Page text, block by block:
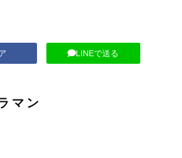
LINEで送る
マン